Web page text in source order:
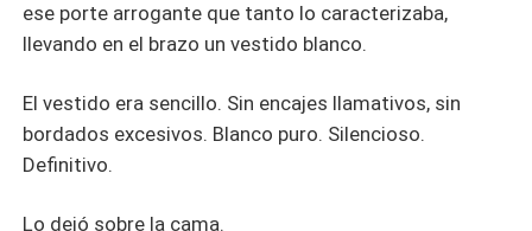
ese porte arrogante que tanto lo caracterizaba,
llevando en el brazo un vestido blanco.
El vestido era sencillo. Sin encajes llamativos, sin
bordados excesivos. Blanco puro. Silencioso.
Definitivo.
Lo dejó sobre la cama.